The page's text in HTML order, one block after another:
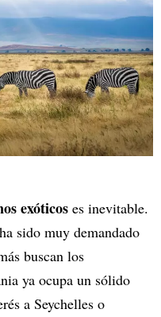
exóticos es inevitable.
sido muy demandado
buscan los
ya ocupa un sólido
a Seychelles o